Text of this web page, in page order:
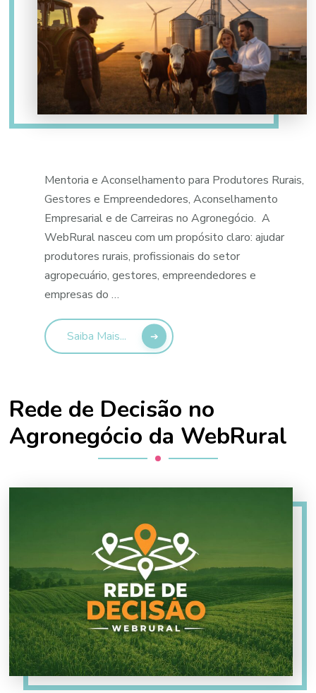
Mentoria e Aconselhamento para Produtores Rurais,
Gestores e Empreendedores, Aconselhamento
Empresarial e de Carreiras no Agronegócio. A
WebRural nasceu com um propósito claro: ajudar
produtores rurais, profissionais do setor
agropecuário, gestores, empreendedores e
empresas do …
Saiba Mais...
Rede de Decisão no
Agronegócio da WebRural